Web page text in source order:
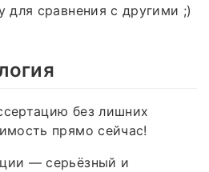
для сравнения с другими ;)
без лишних
прямо сейчас!
— серьёзный и